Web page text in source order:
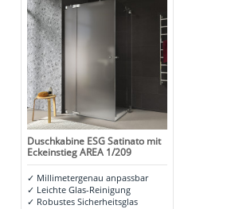
Duschkabine ESG Satinato mit
Eckeinstieg AREA 1/209
✓ Millimetergenau anpassbar
✓ Leichte Glas-Reinigung
✓ Robustes Sicherheitsglas